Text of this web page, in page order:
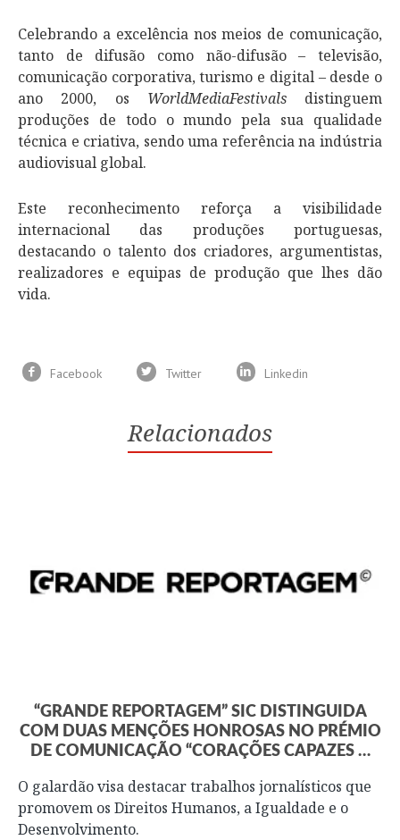
Celebrando a excelência nos meios de comunicação,
tanto de difusão como não-difusão – televisão,
comunicação corporativa, turismo e digital – desde o
ano 2000, os WorldMediaFestivals distinguem
produções de todo o mundo pela sua qualidade
técnica e criativa, sendo uma referência na indústria
audiovisual global.
Este reconhecimento reforça a visibilidade
internacional das produções portuguesas,
destacando o talento dos criadores, argumentistas,
realizadores e equipas de produção que lhes dão
vida.
Facebook Twitter Linkedin
Relacionados
“GRANDE REPORTAGEM” SIC DISTINGUIDA
COM DUAS MENÇÕES HONROSAS NO PRÉMIO
DE COMUNICAÇÃO “CORAÇÕES CAPAZES …
O galardão visa destacar trabalhos jornalísticos que
promovem os Direitos Humanos, a Igualdade e o
Desenvolvimento.